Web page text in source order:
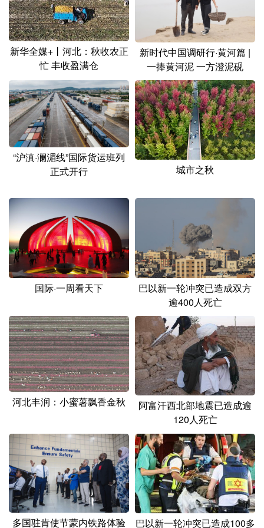
山东 河南 湖南
广东 广西 海南 重庆
四川 贵州 云南 西藏
陕西 甘肃 青海 宁夏
新疆 内蒙古 黑龙江
多语种频道
English Español Français
Русский язык 日本語 한국어
Deutsch Português
新华全媒+丨河北：秋收农正
忙 丰收盈满仓
新时代中国调研行·黄河篇 |
一捧黄河泥 一方澄泥砚
“沪滇·澜湄线”国际货运班列
正式开行
城市之秋
国际·一周看天下
巴以新一轮冲突已造成双方
逾400人死亡
河北丰润：小蜜薯飘香金秋
阿富汗西北部地震已造成逾
120人死亡
多国驻肯使节蒙内铁路体验 巴以新一轮冲突已造成100多